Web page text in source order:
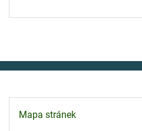
Mapa stránek